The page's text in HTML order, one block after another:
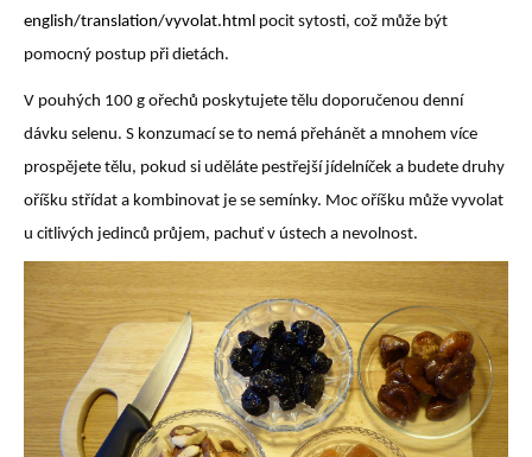
english/translation/vyvolat.html pocit sytosti, což může být
pomocný postup při dietách.
V pouhých 100 g ořechů poskytujete tělu doporučenou denní
dávku selenu. S konzumací se to nemá přehánět a mnohem více
prospějete tělu, pokud si uděláte pestřejší jídelníček a budete druhy
oříšku střídat a kombinovat je se semínky. Moc oříšku může vyvolat
u citlivých jedinců průjem, pachuť v ústech a nevolnost.